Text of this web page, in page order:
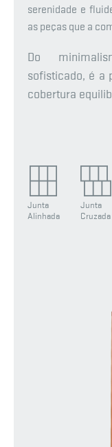
serenidade e
as peças que a
Do
sofisticado, é a
cobertura
Junta
Alinhada
Junta
Cruzada